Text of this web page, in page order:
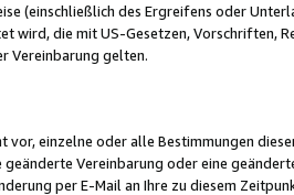
(einschließlich des Ergreifens oder
wird, die mit US-Gesetzen, Vorschriften,
Vereinbarung gelten.
vor, einzelne oder alle Bestimmungen
geänderte Vereinbarung oder eine
per E-Mail an Ihre zu diesem